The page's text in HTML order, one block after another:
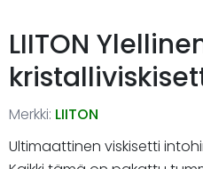
LIITON
Merkki: LIITON
Ultimaattinen viskisetti